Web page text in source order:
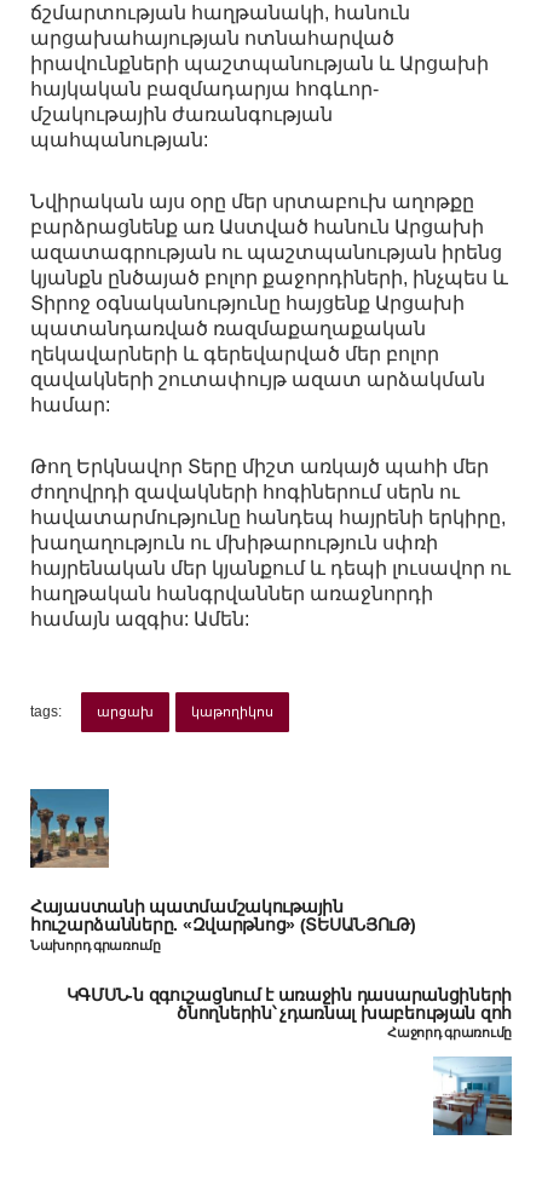
ճշմարտության հաղթանակի, հանուն
արցախահայության ոտնահարված
իրավունքների պաշտպանության և Արցախի
հայկական բազմադարյա հոգևոր-
մշակութային ժառանգության
պահպանության:
Նվիրական այս օրը մեր սրտաբուխ աղոթքը
բարձրացնենք առ Աստված հանուն Արցախի
ազատագրության ու պաշտպանության իրենց
կյանքն ընծայած բոլոր քաջորդիների, ինչպես և
Տիրոջ օգնականությունը հայցենք Արցախի
պատանդառված ռազմաքաղաքական
ղեկավարների և գերեվարված մեր բոլոր
զավակների շուտափույթ ազատ արձակման
համար:
Թող Երկնավոր Տերը միշտ առկայծ պահի մեր
ժողովրդի զավակների հոգիներում սերն ու
հավատարմությունը հանդեպ հայրենի երկիրը,
խաղաղություն ու մխիթարություն սփռի
հայրենական մեր կյանքում և դեպի լուսավոր ու
հաղթական հանգրվաններ առաջնորդի
համայն ազգիս: Ամեն:
tags: արցախ կաթողիկոս
Հայաստանի պատմամշակութային
հուշարձանները. «Զվարթնոց» (ՏԵՍԱՆՅՈւԹ)
Նախորդ գրառումը
ԿԳՄՍՆ-ն զգուշացնում է առաջին դասարանցիների
ծնողներին՝ չդառնալ խաբեության զոհ
Հաջորդ գրառումը